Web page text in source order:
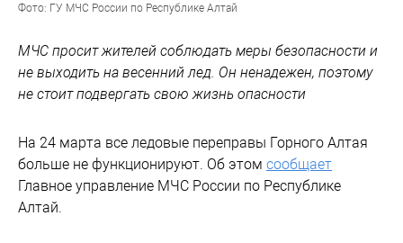
Фото: ГУ МЧС России по Республике Алтай
МЧС просит жителей соблюдать меры безопасности и
не выходить на весенний лед. Он ненадежен, поэтому
не стоит подвергать свою жизнь опасности
На 24 марта все ледовые переправы Горного Алтая
больше не функционируют. Об этом сообщает
Главное управление МЧС России по Республике
Алтай.